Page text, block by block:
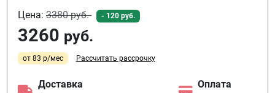
Цена: 3380 руб. - 120 руб.
3260 руб.
от 83 р/мес Рассчитать рассрочку
Доставка Оплата